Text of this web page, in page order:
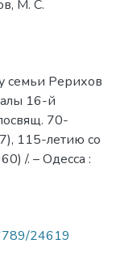
, М. С.
семьи Рерихов
16-й
70-
115-летию со
/. – Одесса :
24619